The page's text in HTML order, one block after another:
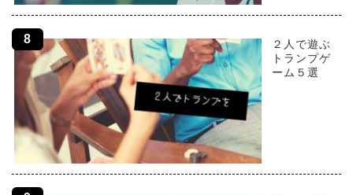
２人で遊ぶ
トランプゲ
ーム５選